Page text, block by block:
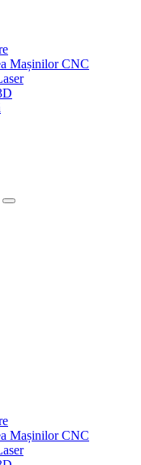
Mașinilor CNC
Mașinilor CNC